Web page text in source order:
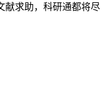
献求助，科研通都将尽